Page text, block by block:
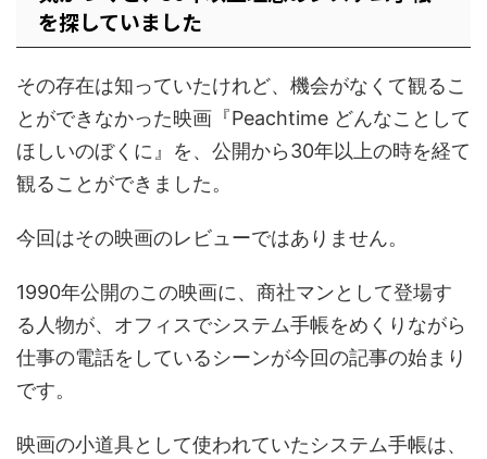
を探していました
その存在は知っていたけれど、機会がなくて観るこ
とができなかった映画『Peachtime どんなことして
ほしいのぼくに』を、公開から30年以上の時を経て
観ることができました。
今回はその映画のレビューではありません。
1990年公開のこの映画に、商社マンとして登場す
る人物が、オフィスでシステム手帳をめくりながら
仕事の電話をしているシーンが今回の記事の始まり
です。
映画の小道具として使われていたシステム手帳は、